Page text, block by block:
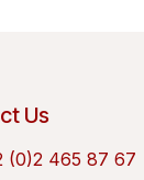
Us
(0)2 465 87 67